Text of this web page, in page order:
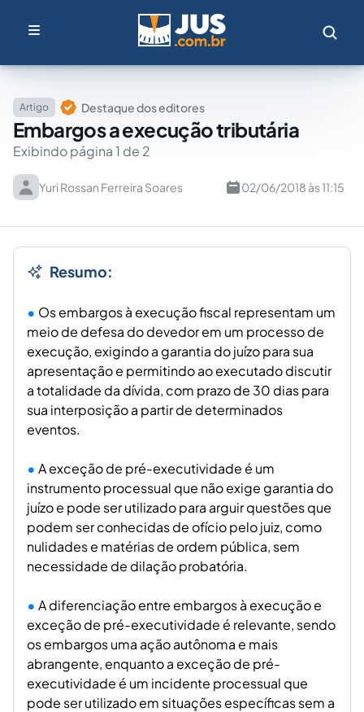
Artigo Destaque dos editores
Embargos a execução tributária
Exibindo página 1 de 2
Yuri Rossan Ferreira Soares 02/06/2018 às 11:15
Resumo:
Os embargos à execução fiscal representam um
meio de defesa do devedor em um processo de
execução, exigindo a garantia do juízo para sua
apresentação e permitindo ao executado discutir
a totalidade da dívida, com prazo de 30 dias para
sua interposição a partir de determinados
eventos.
A exceção de pré-executividade é um
instrumento processual que não exige garantia do
juízo e pode ser utilizado para arguir questões que
podem ser conhecidas de ofício pelo juiz, como
nulidades e matérias de ordem pública, sem
necessidade de dilação probatória.
A diferenciação entre embargos à execução e
exceção de pré-executividade é relevante, sendo
os embargos uma ação autônoma e mais
abrangente, enquanto a exceção de pré-
executividade é um incidente processual que
pode ser utilizado em situações específicas sem a